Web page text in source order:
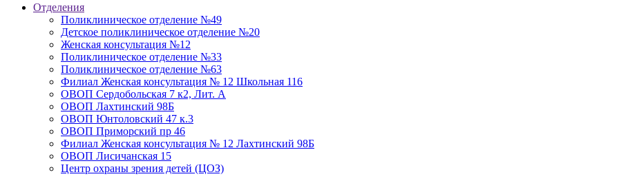
Отделения
Поликлиническое отделение №49
Детское поликлиническое отделение №20
Женская консультация №12
Поликлиническое отделение №33
Поликлиническое отделение №63
Филиал Женская консультация № 12 Школьная 116
ОВОП Сердобольская 7 к2, Лит. А
ОВОП Лахтинский 98Б
ОВОП Юнтоловский 47 к.3
ОВОП Приморский пр 46
Филиал Женская консультация № 12 Лахтинский 98Б
ОВОП Лисичанская 15
Центр охраны зрения детей (ЦОЗ)